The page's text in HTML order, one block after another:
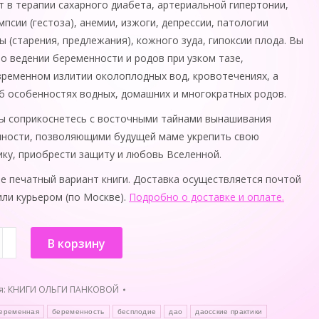
терапии сахарного диабета, артериальной гипертонии,
(гестоза), анемии, изжоги, депрессии, патологии
(старения, предлежания), кожного зуда, гипоксии плода. Вы
ведении беременности и родов при узком тазе,
излитии околоплодных вод, кровотечениях, а
особенностях водных, домашних и многократных родов.
соприкоснетесь с восточными тайнами вынашивания
позволяющими будущей маме укрепить свою
приобрести защиту и любовь Вселенной.
печатный вариант книги. Доставка осуществляется почтой
курьером (по Москве). Подробно о доставке и оплате.
В корзину
КНИГИ ОЛЬГИ ПАНКОВОЙ
беременность бесплодие дао даосские практики